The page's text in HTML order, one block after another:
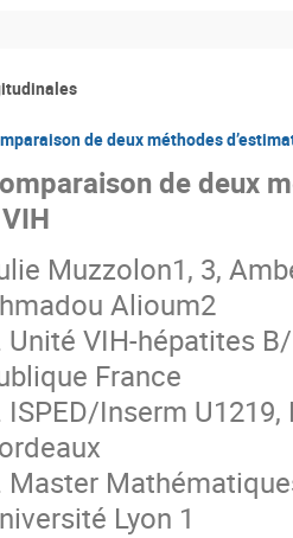
de deux méthodes
de deux
Muzzolon1, 3,
Alioum2
Unité VIH-hépatites
France
ISPED/Inserm
Master
Lyon 1